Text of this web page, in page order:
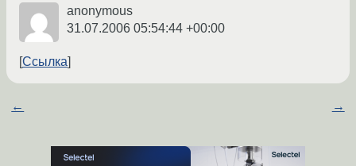
anonymous
31.07.2006 05:54:44 +00:00
Ссылка
← →